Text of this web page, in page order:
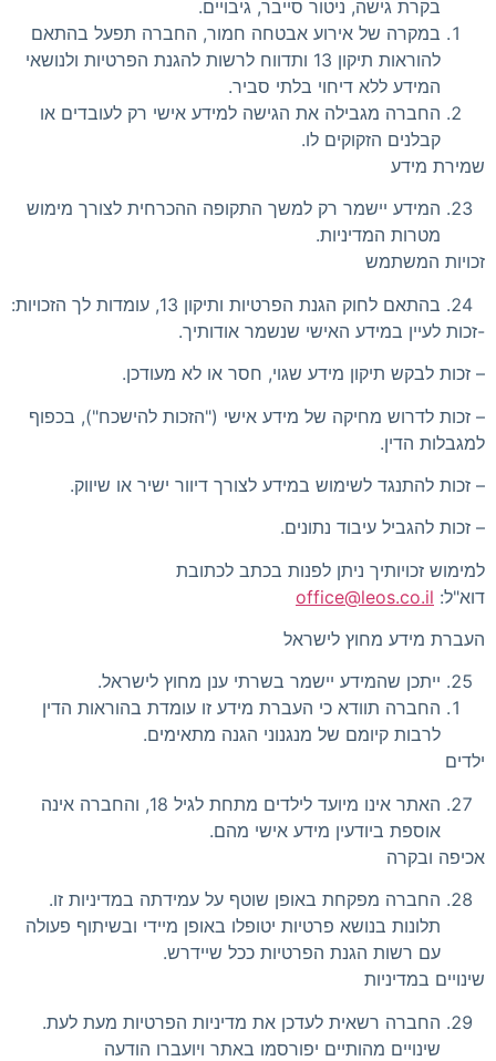
בקרת גישה, ניטור סייבר, גיבויים.
במקרה של אירוע אבטחה חמור, החברה תפעל בהתאם
להוראות תיקון 13 ותדווח לרשות להגנת הפרטיות ולנושאי
המידע ללא דיחוי בלתי סביר.
החברה מגבילה את הגישה למידע אישי רק לעובדים או
קבלנים הזקוקים לו.
שמירת מידע
המידע יישמר רק למשך התקופה ההכרחית לצורך מימוש
מטרות המדיניות.
זכויות המשתמש
בהתאם לחוק הגנת הפרטיות ותיקון 13, עומדות לך הזכויות:
-זכות לעיין במידע האישי שנשמר אודותיך.
– זכות לבקש תיקון מידע שגוי, חסר או לא מעודכן.
– זכות לדרוש מחיקה של מידע אישי ("הזכות להישכח"), בכפוף
למגבלות הדין.
– זכות להתנגד לשימוש במידע לצורך דיוור ישיר או שיווק.
– זכות להגביל עיבוד נתונים.
למימוש זכויותיך ניתן לפנות בכתב לכתובת
דוא"ל: office@leos.co.il
העברת מידע מחוץ לישראל
ייתכן שהמידע יישמר בשרתי ענן מחוץ לישראל.
החברה תוודא כי העברת מידע זו עומדת בהוראות הדין
לרבות קיומם של מנגנוני הגנה מתאימים.
ילדים
האתר אינו מיועד לילדים מתחת לגיל 18, והחברה אינה
אוספת ביודעין מידע אישי מהם.
אכיפה ובקרה
החברה מפקחת באופן שוטף על עמידתה במדיניות זו.
תלונות בנושא פרטיות יטופלו באופן מיידי ובשיתוף פעולה
עם רשות הגנת הפרטיות ככל שיידרש.
שינויים במדיניות
החברה רשאית לעדכן את מדיניות הפרטיות מעת לעת.
שינויים מהותיים יפורסמו באתר ויועברו הודעה